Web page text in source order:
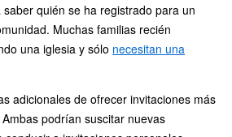
quién se ha registrado para un
Muchas familias recién
una iglesia y sólo necesitan una
adicionales de ofrecer invitaciones más
podrían suscitar nuevas